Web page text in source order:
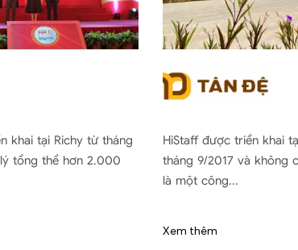
khai tại Richy từ tháng
tổng thể hơn 2.000
HiStaff được triển khai
tháng 9/2017 và không
là một công...
Xem thêm